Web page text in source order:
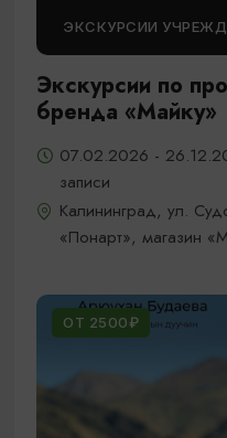
ЭКСКУРСИИ
Экскурсии по
бренда «Майку»
07.02.2026 -
записи
Калининград, ул.
«Понарт», магазин
ОТ 2500₽